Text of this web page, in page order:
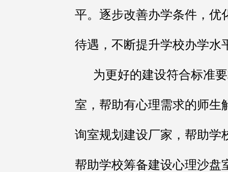
平。逐步改善办学条件，优
待遇，不断提升学校办学水
为更好的建设符合标准要
室，帮助有心理需求的师生
询室规划建设厂家，帮助学
帮助学校筹备建设心理沙盘